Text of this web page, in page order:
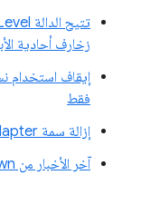
زخارف أحادية
فقط
إزالة سمة isFallbackAdapter في GPUAdapter
آخر الأخبار من Dawn